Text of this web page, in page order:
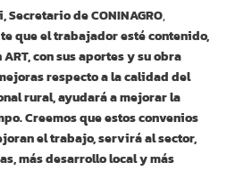
Secretario de CONINAGRO,
que el trabajador esté contenido,
con sus aportes y su obra
respecto a la calidad del
rural, ayudará a mejorar la
Creemos que estos convenios
el trabajo, servirá al sector,
más desarrollo local y más